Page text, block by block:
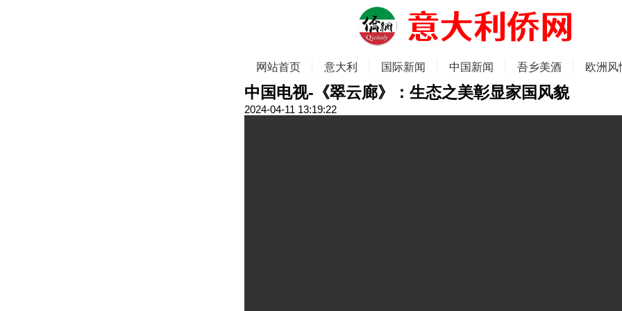
网站首页 意大利 国际新闻 中国新闻 吾乡美酒 欧洲风
中国电视-《翠云廊》：生态之美彰显家国风貌
2024-04-11 13:19:22